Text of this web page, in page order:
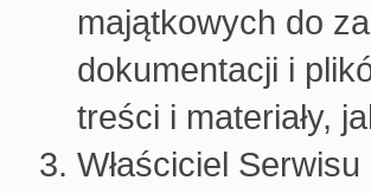
majątkowych do
dokumentacji i
treści i materiały,
Właściciel